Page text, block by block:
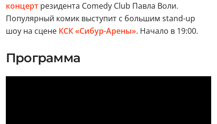
концерт резидента Comedy Club Павла Воли.
Популярный комик выступит с большим stand-up
шоу на сцене КСК «Сибур-Арены». Начало в 19:00.
Программа